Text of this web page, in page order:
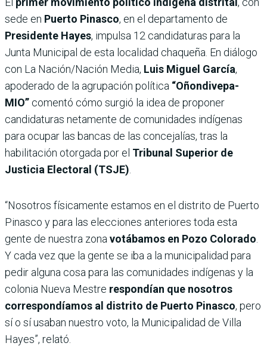
sede en Puerto Pinasco, en el departamento de
Presidente Hayes, impulsa 12 candidaturas para la
Junta Municipal de esta localidad chaqueña. En diálogo
con La Nación/Nación Media, Luis Miguel García,
apoderado de la agrupación política “Oñondivepa-
MIO” comentó cómo surgió la idea de proponer
candidaturas netamente de comunidades indígenas
para ocupar las bancas de las concejalías, tras la
habilitación otorgada por el Tribunal Superior de
Justicia Electoral (TSJE)
“Nosotros físicamente estamos en el distrito de Puerto
Pinasco y para las elecciones anteriores toda esta
gente de nuestra zona votábamos en Pozo Colorado
Y cada vez que la gente se iba a la municipalidad para
pedir alguna cosa para las comunidades indígenas y la
colonia Nueva Mestre respondían que nosotros
correspondíamos al distrito de Puerto Pinasco, pero
sí o sí usaban nuestro voto, la Municipalidad de Villa
Hayes”, relató.